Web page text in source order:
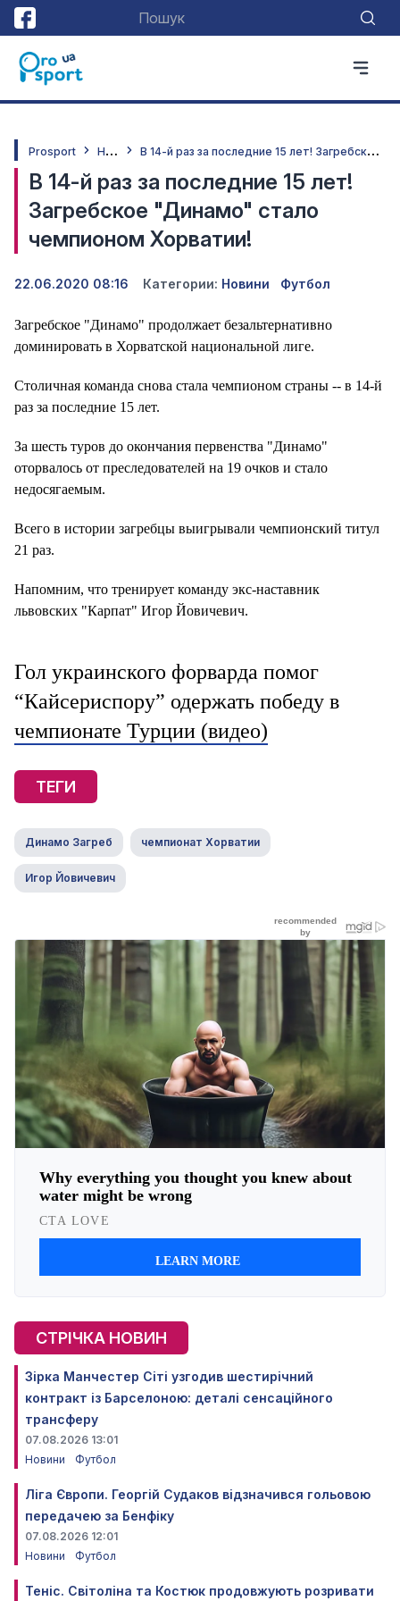
Prosport Н
овини В
14-й раз за последние 15 лет! Загребское "Динамо" стало чемпионом Хорватии!
В 14-й раз за последние 15 лет!
Загребское "Динамо" стало
чемпионом Хорватии!
22.06.2020 08:16 Категории: Новини Футбол
Загребское "Динамо" продолжает безальтернативно
доминировать в Хорватской национальной лиге.
Столичная команда снова стала чемпионом страны -- в 14-й
раз за последние 15 лет.
За шесть туров до окончания первенства "Динамо"
оторвалось от преследователей на 19 очков и стало
недосягаемым.
Всего в истории загребцы выигрывали чемпионский титул
21 раз.
Напомним, что тренирует команду экс-наставник
львовских "Карпат" Игор Йовичевич.
Гол украинского форварда помог
“Кайсериспору” одержать победу в
чемпионате Турции (видео)
ТЕГИ
Динамо Загреб чемпионат Хорватии
Игор Йовичевич
СТРІЧКА НОВИН
Зірка Манчестер Сіті узгодив шестирічний
контракт із Барселоною: деталі сенсаційного
трансферу
07.08.2026 13:01
Новини
Футбол
Ліга Європи. Георгій Судаков відзначився гольовою
передачею за Бенфіку
07.08.2026 12:01
Новини
Футбол
Теніс. Світоліна та Костюк продовжують розривати